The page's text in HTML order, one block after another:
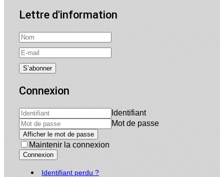
Lettre d'information
Connexion
Identifiant
Mot de passe
Afficher le mot de passe
Maintenir la connexion
Connexion
Identifiant perdu ?